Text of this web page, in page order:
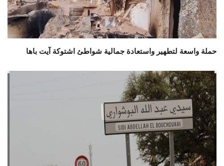
حملة واسعة لتطهير واستعادة جمالية شواطئ اشتوكة آيت باها